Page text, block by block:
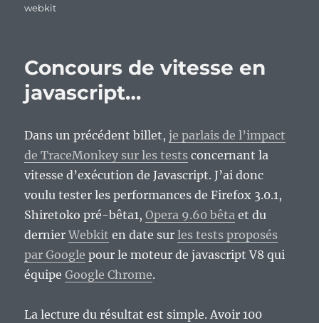
webkit
Concours de vitesse en
javascript…
Dans un précédent billet,je parlais de l’impact
de TraceMonkey sur les tests concernant la
vitesse d’exécution de Javascript. J’ai donc
voulu tester les performances de Firefox 3.0.1,
Shiretoko pré-bêta1,Opera 9.60 bêta et du
dernierWebkit en date surles tests proposés
par Google pour le moteur de javascript V8 qui
équipeGoogle Chrome.
La lecture du résultat est simple. Avoir 100